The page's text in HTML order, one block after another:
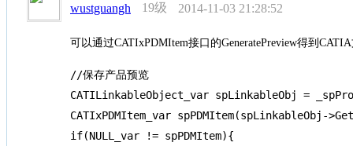
wustguangh 19级 2014-11-03 21:28:52
可以通过CATIxPDMItem接口的GeneratePreview得到
//保存产品预览
CATILinkableObject_var spLinkableObj =
CATIxPDMItem_var spPDMItem(spLinkableObj-
if(NULL_var != spPDMItem){